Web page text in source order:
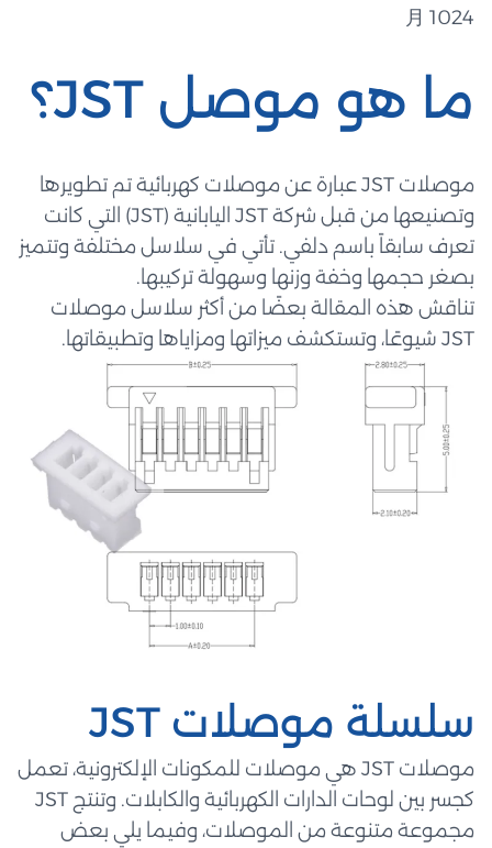
月 1024
ما هو موصل JST؟
موصلات JST عبارة عن موصلات كهربائية تم تطويرها
وتصنيعها من قبل شركة JST اليابانية (JST) التي كانت
تعرف سابقاً باسم دلفي. تأتي في سلاسل مختلفة وتتميز
بصغر حجمها وخفة وزنها وسهولة تركيبها.
تناقش هذه المقالة بعضًا من أكثر سلاسل موصلات
JST شيوعًا، وتستكشف ميزاتها ومزاياها وتطبيقاتها.
سلسلة موصلات JST
موصلات JST هي موصلات للمكونات الإلكترونية، تعمل
كجسر بين لوحات الدارات الكهربائية والكابلات. وتنتج JST
مجموعة متنوعة من الموصلات، وفيما يلي بعض